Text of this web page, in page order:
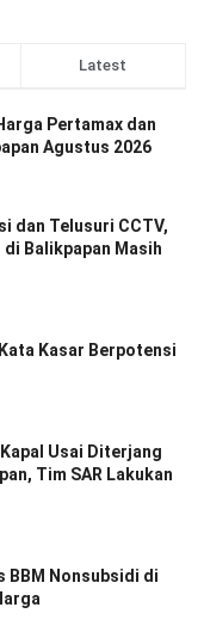
Latest
Pertamax dan
Agustus 2026
dan Telusuri CCTV,
di Balikpapan Masih
Kasar Berpotensi
Usai Diterjang
Tim SAR Lakukan
BBM Nonsubsidi di